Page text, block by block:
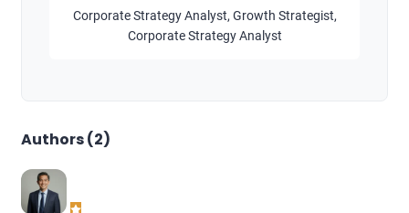
Corporate Strategy Analyst, Growth Strategist,
Corporate Strategy Analyst
Authors (2)